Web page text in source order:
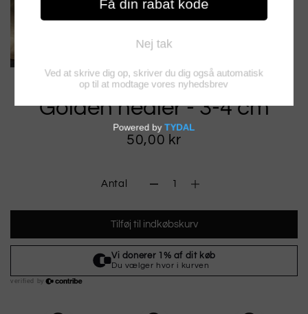
Golden healer - 3-4 cm
50,00 kr
Antal
Tilføj til indkøbskurv